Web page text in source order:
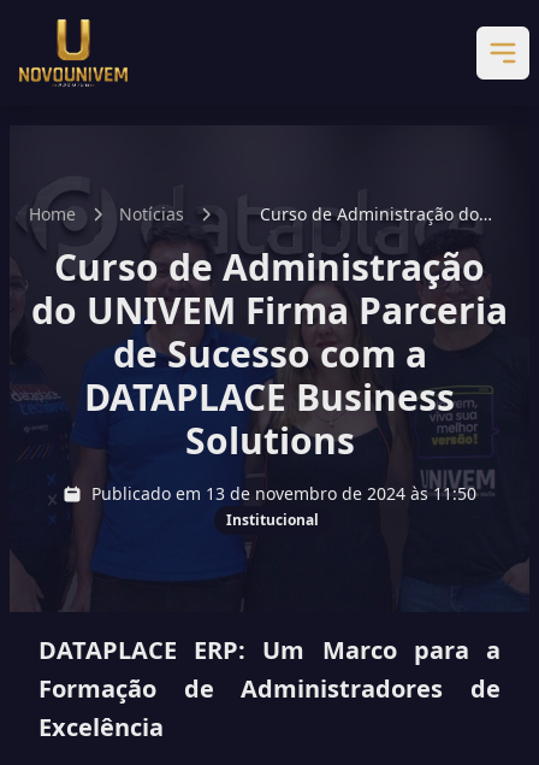
Home Notícias
Curso de Administração do
UNIVEM Firma Parceria de Sucesso
com a DATAPLACE Business
Solutions
Curso de Administração
do UNIVEM Firma Parceria
de Sucesso com a
DATAPLACE Business
Solutions
Publicado em 13 de novembro de 2024 às 11:50
Institucional
DATAPLACE ERP: Um Marco para a
Formação de Administradores de
Excelência